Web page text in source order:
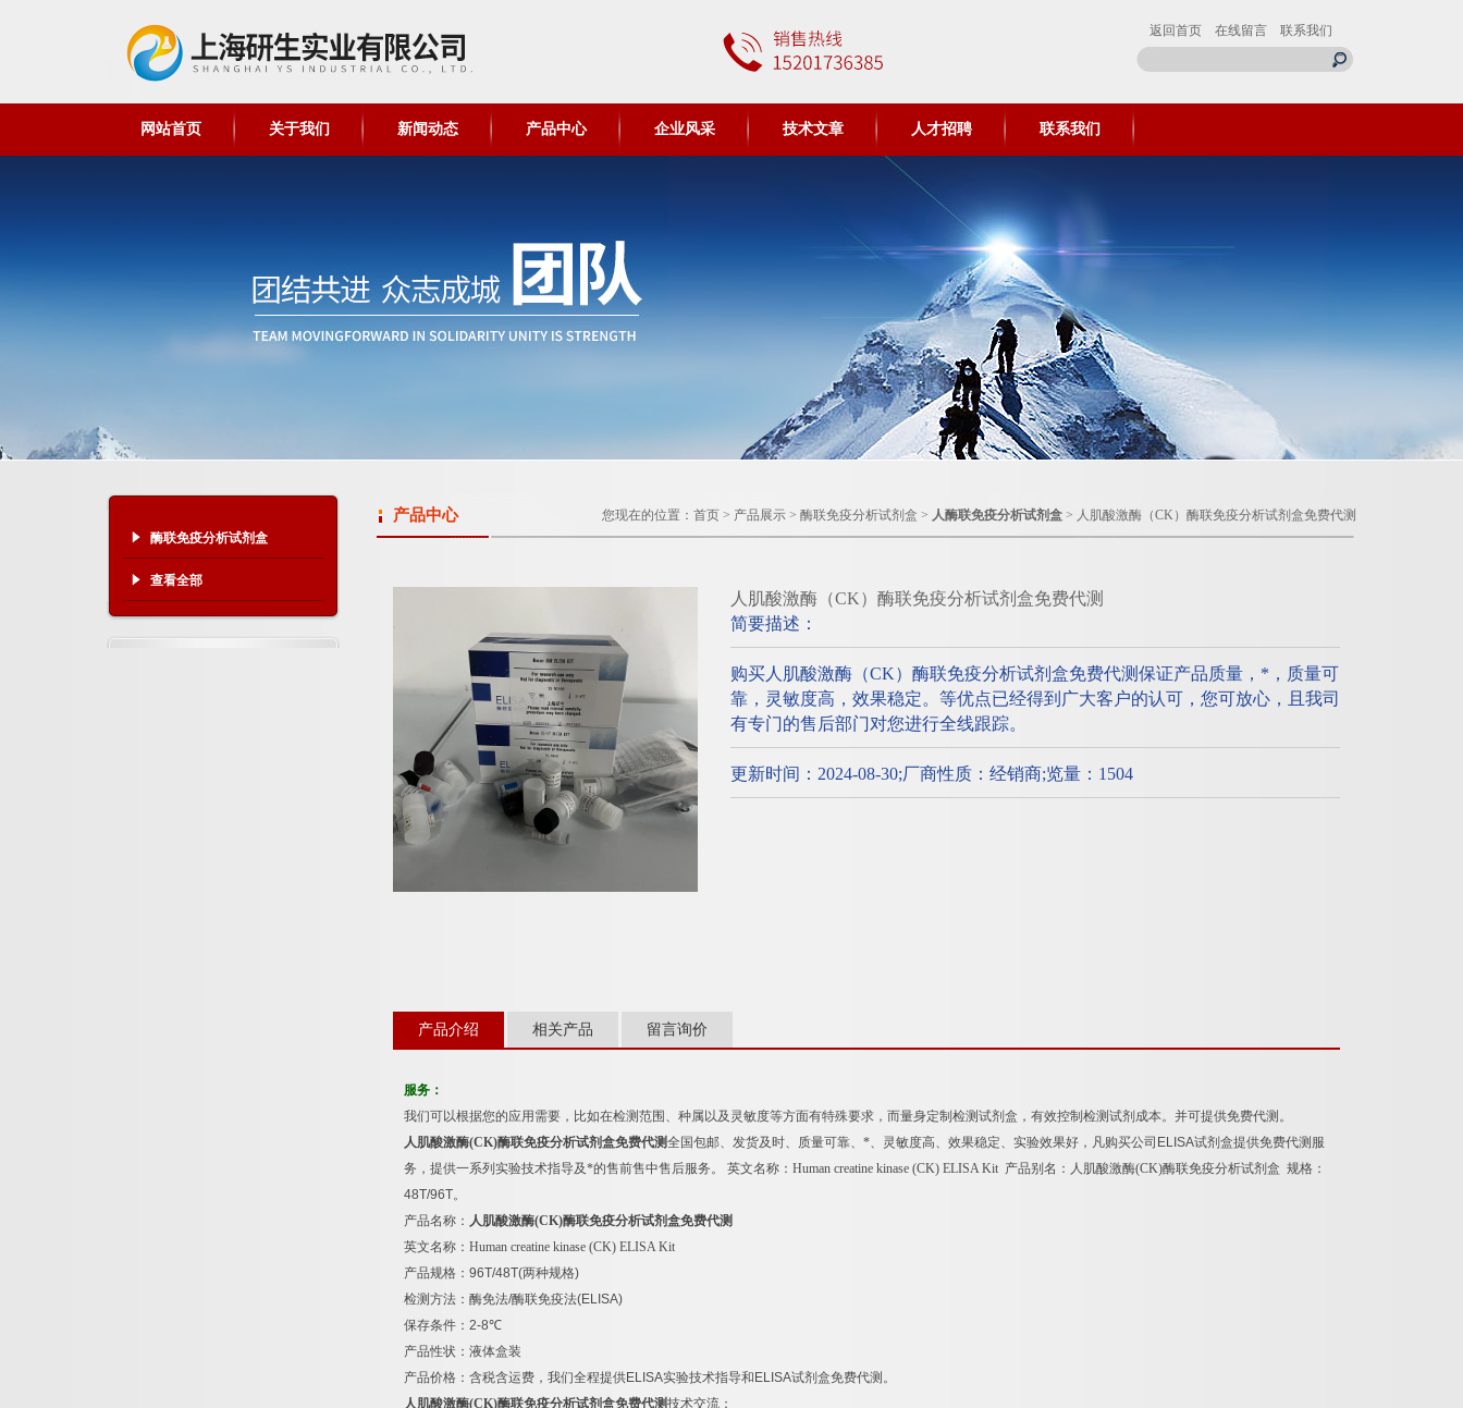
返回首页 在线留言 联系我们
网站首页 关于我们 新闻动态 产品中心 企业风采 技术文章 人才招聘 联系我们
酶联免疫分析试剂盒
查看全部
产品中心 您现在的位置： 首页 > 产品展示 > 酶联免疫分析试剂盒 > 人酶联免疫分析试剂盒 > 人肌酸激酶（CK）酶联免疫分析试剂盒免费代测
人肌酸激酶（CK）酶联免疫分析试剂盒免费代测
简要描述：
购买人肌酸激酶（CK）酶联免疫分析试剂盒免费代测保证产品质量，*，质量可
靠，灵敏度高，效果稳定。等优点已经得到广大客户的认可，您可放心，且我司
有专门的售后部门对您进行全线跟踪。
更新时间：2024-08-30;厂商性质：经销商;览量：1504
产品介绍 相关产品 留言询价
服务：
我们可以根据您的应用需要，比如在检测范围、种属以及灵敏度等方面有特殊要求，而量身定制检测试剂盒，有效控制检测试剂成本。并可提供免费代测。
人肌酸激酶(CK)酶联免疫分析试剂盒免费代测全国包邮、发货及时、质量可靠、*、灵敏度高、效果稳定、实验效果好，凡购买公司 ELISA试剂盒提供免费代测服
务，提供一系列实验技术指导及*的售前售中售后服务。
英文名称： Human creatine kinase (CK) ELISA Kit 产品别名： 人肌酸激酶(CK)酶联免疫分析试剂盒 规格：
48T/96T。
产品名称： 人肌酸激酶(CK)酶联免疫分析试剂盒免费代测
英文名称： Human creatine kinase (CK) ELISA Kit
产品规格： 96T/48T(两种规格)
检测方法：酶免法/酶联免疫法(ELISA)
保存条件： 2-8℃
产品性状：液体盒装
产品价格：含税含运费，我们全程提供ELISA实验技术指导和 ELISA试剂盒免费代测。
人肌酸激酶(CK)酶联免疫分析试剂盒免费代测技术交流：